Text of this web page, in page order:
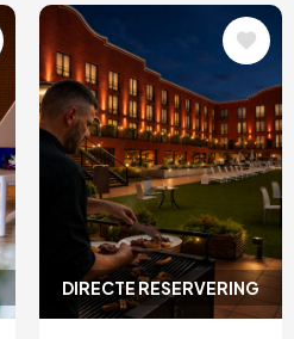
DIRECTE RESERVERING
Afbeelding